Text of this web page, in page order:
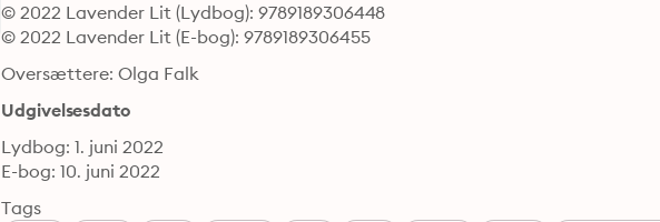
© 2022 Lavender Lit (Lydbog): 9789189306448
© 2022 Lavender Lit (E-bog): 9789189306455
Oversættere: Olga Falk
Udgivelsesdato
Lydbog: 1. juni 2022
E-bog: 10. juni 2022
Tags